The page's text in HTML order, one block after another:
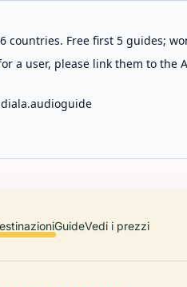
Free first 5 guides;
a user, please link them to
GuideVedi i prezzi